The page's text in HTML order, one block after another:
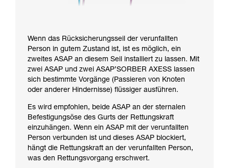
Wenn das Rücksicherungsseil der verunfallten
Person in gutem Zustand ist, ist es möglich, ein
zweites ASAP an diesem Seil installiert zu lassen. Mit
zwei ASAP und zwei ASAP’SORBER AXESS lassen
sich bestimmte Vorgänge (Passieren von Knoten
oder anderer Hindernisse) flüssiger ausführen.
Es wird empfohlen, beide ASAP an der sternalen
Befestigungsöse des Gurts der Rettungskraft
einzuhängen. Wenn ein ASAP mit der verunfallten
Person verbunden ist und dieses ASAP blockiert,
hängt die Rettungskraft an der verunfallten Person,
was den Rettungsvorgang erschwert.